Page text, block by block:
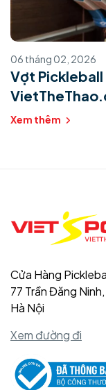
06 tháng 02, 2026
Vợt Pickleball
Xem thêm
Cửa Hàng
77 Trần Đăng
Hà Nội
Xem đường đi